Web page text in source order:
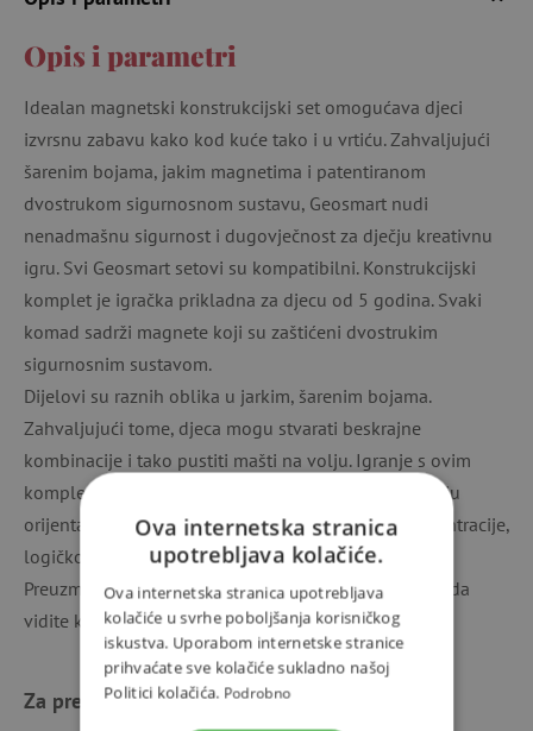
Opis i parametri
Idealan magnetski konstrukcijski set omogućava djeci
izvrsnu zabavu kako kod kuće tako i u vrtiću. Zahvaljujući
šarenim bojama, jakim magnetima i patentiranom
dvostrukom sigurnosnom sustavu, Geosmart nudi
nenadmašnu sigurnost i dugovječnost za dječju kreativnu
igru. Svi Geosmart setovi su kompatibilni. Konstrukcijski
komplet je igračka prikladna za djecu od 5 godina. Svaki
komad sadrži magnete koji su zaštićeni dvostrukim
sigurnosnim sustavom.
Dijelovi su raznih oblika u jarkim, šarenim bojama.
Zahvaljujući tome, djeca mogu stvarati beskrajne
kombinacije i tako pustiti mašti na volju. Igranje s ovim
kompletom vrlo je korisno za djecu. Pomaže u razvoju
orijentacije u prostoru, koordinacije oko-ruka, koncentracije,
logičkog razmišljanja i kreativnosti.
Preuzmite letak za ovaj magnetski konstrukcijski set da
vidite kako proizvod funkcionira.
Za preuzimanje
Ova internetska stranica
upotrebljava kolačiće.
Ova internetska stranica upotrebljava
kolačiće u svrhe poboljšanja korisničkog
iskustva. Uporabom internetske stranice
prihvaćate sve kolačiće sukladno našoj
Politici kolačića. Podrobno